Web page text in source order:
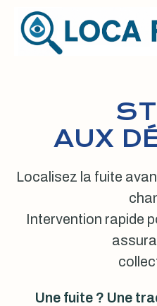
AUX
Localisez la fuite
Intervention rapide
Une fuite ? Une